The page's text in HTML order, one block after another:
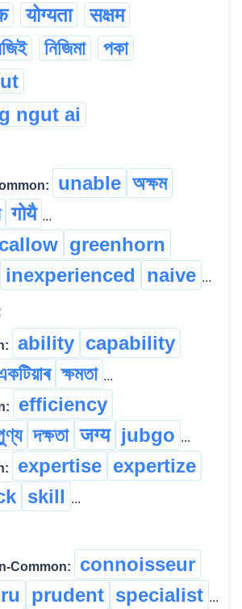
योग्यता सक्षम
নিজিমা পকা
ngut ai
unable অক্ষম
गोयै ...
callow greenhorn
inexperienced naive ...
ability capability
ক্ষমতা ...
efficiency
দক্ষতা जग्य jubgo ...
expertise expertize
skill ...
Common:
connoisseur
prudent specialist ...